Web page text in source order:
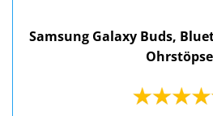
Samsung Galaxy Buds,